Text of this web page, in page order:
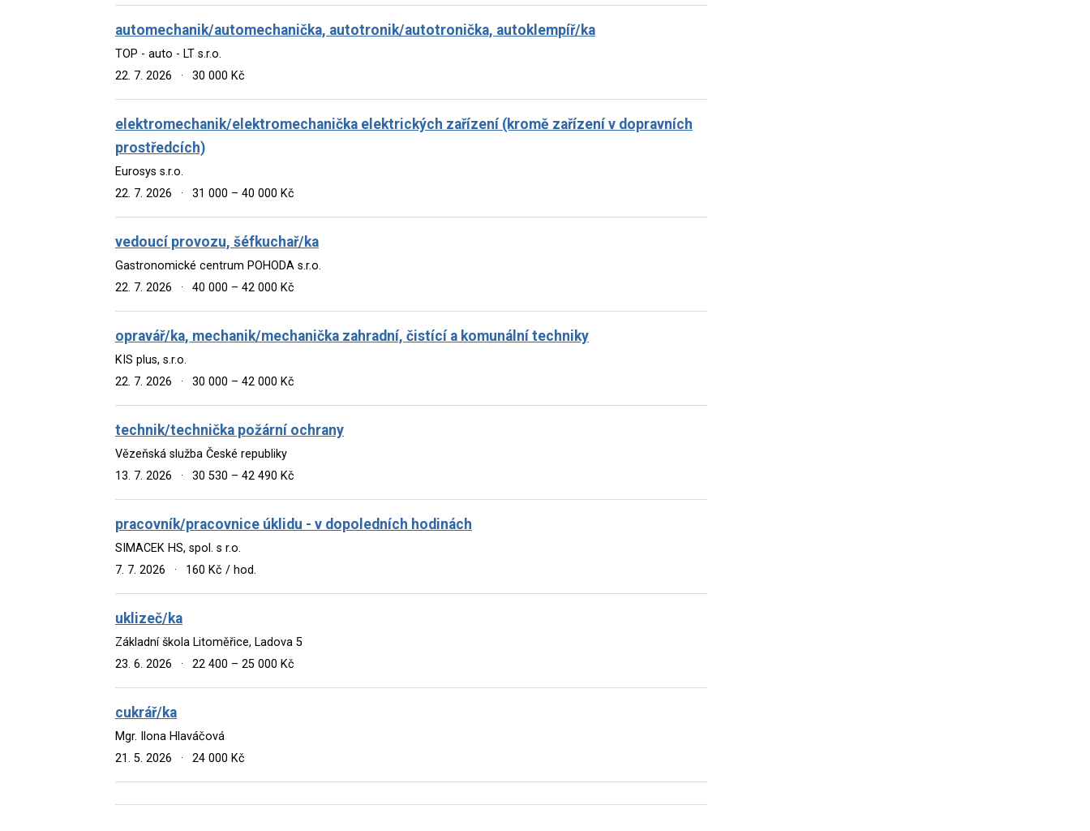
automechanik/automechanička, autotronik/autotronička, autoklempíř/ka
TOP - auto - LT s.r.o.
22. 7. 2026
· 30 000 Kč
elektromechanik/elektromechanička elektrických zařízení (kromě zařízení v dopravních
prostředcích)
Eurosys s.r.o.
22. 7. 2026
· 31 000 – 40 000 Kč
vedoucí provozu, šéfkuchař/ka
Gastronomické centrum POHODA s.r.o.
22. 7. 2026
· 40 000 – 42 000 Kč
opravář/ka, mechanik/mechanička zahradní, čistící a komunální techniky
KIS plus, s.r.o.
22. 7. 2026
· 30 000 – 42 000 Kč
technik/technička požární ochrany
Vězeňská služba České republiky
13. 7. 2026
· 30 530 – 42 490 Kč
pracovník/pracovnice úklidu - v dopoledních hodinách
SIMACEK HS, spol. s r.o.
7. 7. 2026
· 160 Kč / hod.
uklizeč/ka
Základní škola Litoměřice, Ladova 5
23. 6. 2026
· 22 400 – 25 000 Kč
cukrář/ka
Mgr. Ilona Hlaváčová
21. 5. 2026
· 24 000 Kč